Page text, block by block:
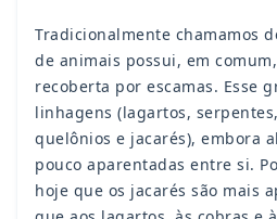
Tradicionalmente chamamos
de animais possui, em
recoberta por escamas. Esse
linhagens (lagartos,
quelônios e jacarés), embora
pouco aparentadas entre si.
hoje que os jacarés são mais